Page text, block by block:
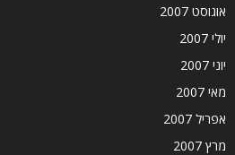
אוגוסט 2007
יולי 2007
יוני 2007
מאי 2007
אפריל 2007
מרץ 2007